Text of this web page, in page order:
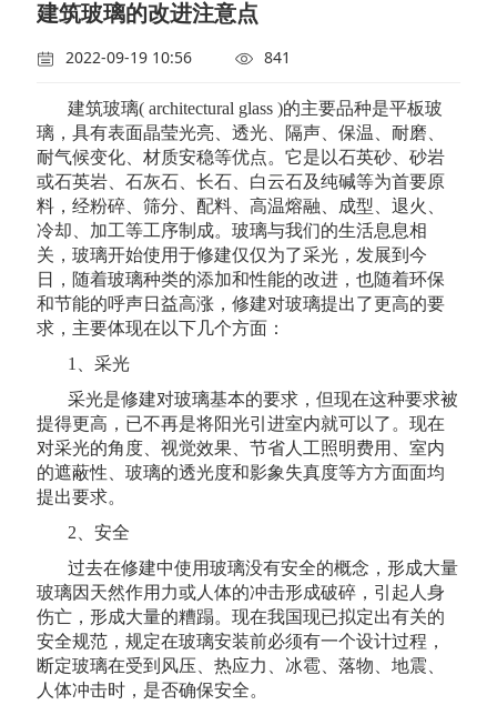
建筑玻璃的改进注意点
2022-09-19 10:56 841
建筑玻璃( architectural glass )的主要品种是平板玻
璃，具有表面晶莹光亮、透光、隔声、保温、耐磨、
耐气候变化、材质安稳等优点。它是以石英砂、砂岩
或石英岩、石灰石、长石、白云石及纯碱等为首要原
料，经粉碎、筛分、配料、高温熔融、成型、退火、
冷却、加工等工序制成。玻璃与我们的生活息息相
关，玻璃开始使用于修建仅仅为了采光，发展到今
日，随着玻璃种类的添加和性能的改进，也随着环保
和节能的呼声日益高涨，修建对玻璃提出了更高的要
求，主要体现在以下几个方面：
1、采光
采光是修建对玻璃基本的要求，但现在这种要求被
提得更高，已不再是将阳光引进室内就可以了。现在
对采光的角度、视觉效果、节省人工照明费用、室内
的遮蔽性、玻璃的透光度和影象失真度等方方面面均
提出要求。
2、安全
过去在修建中使用玻璃没有安全的概念，形成大量
玻璃因天然作用力或人体的冲击形成破碎，引起人身
伤亡，形成大量的糟蹋。现在我国现已拟定出有关的
安全规范，规定在玻璃安装前必须有一个设计过程，
断定玻璃在受到风压、热应力、冰雹、落物、地震、
人体冲击时，是否确保安全。